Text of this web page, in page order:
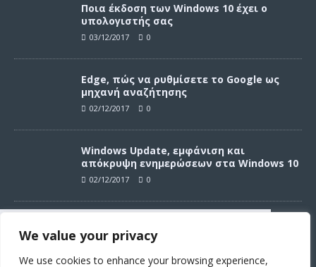
Συνεχίζοντας σε αυτό τον ιστότοπο
αποδέχεστε την χρήση των cookies
We value your privacy
We use cookies to enhance your browsing experience,
Ποια έκδοση των Windows 10 έχει ο
υπολογιστής σας
03/12/2017 0
Edge, πώς να ρυθμίσετε το Google ως
μηχανή αναζήτησης
02/12/2017 0
Windows Update, εμφάνιση και
απόκρυψη ενημερώσεων στα Windows 10
02/12/2017 0
ενημερώσεων στα Windows 10